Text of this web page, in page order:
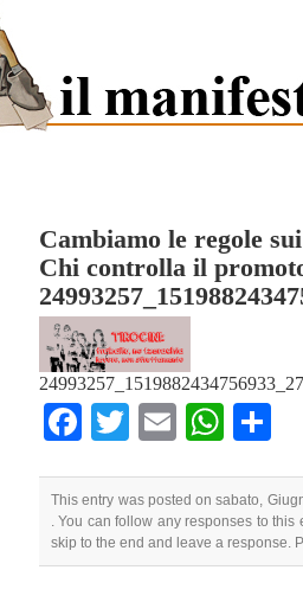
Cambiamo le regole
Chi controlla il
Facebook
TwitterEmail
This entry was posted on sabato,
. You can follow any responses to this
skip to the end and leave a response.